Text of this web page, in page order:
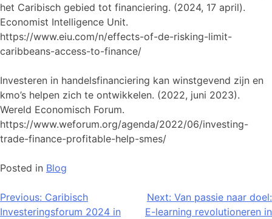
het Caribisch gebied tot financiering. (2024, 17 april).
Economist Intelligence Unit.
https://www.eiu.com/n/effects-of-de-risking-limit-
caribbeans-access-to-finance/
Investeren in handelsfinanciering kan winstgevend zijn en
kmo’s helpen zich te ontwikkelen. (2022, juni 2023).
Wereld Economisch Forum.
https://www.weforum.org/agenda/2022/06/investing-
trade-finance-profitable-help-smes/
Posted in Blog
Bericht
Previous: Caribisch
Investeringsforum 2024 in
Next: Van passie naar doel:
E-learning revolutioneren in